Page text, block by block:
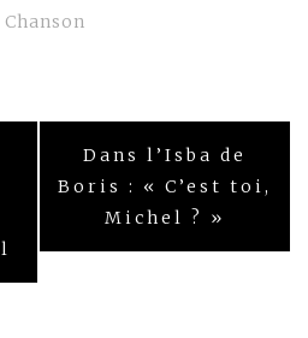
Chanson
Dans l’Isba de
Boris : « C’est toi,
Michel ? »